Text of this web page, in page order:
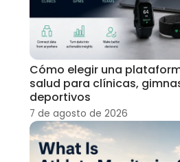
Cómo elegir una
salud para clínicas,
deportivos
7 de agosto de 2026